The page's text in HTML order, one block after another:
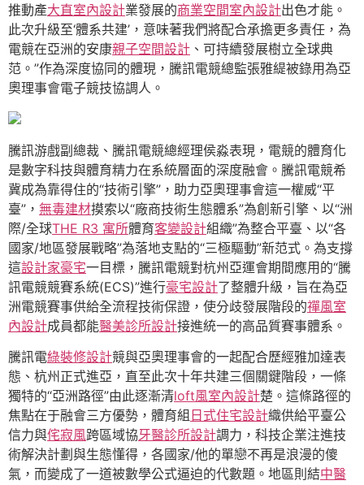
推動產大直室內設計業發展的商業空間室內設計出色才能。
此次升級至‘體系共建’，意味著我們將配合承擔更多責任，為
電競在亞洲的安康親子空間設計 、可持續發展樹立全球典
范。”作為深度協同的體現，騰訊電競總監張雅緹被錄用為亞
奧理事會電子競技協調人。
騰訊游戲副總裁、騰訊電競總經理侯淼表現，電競的體育化
是數字科技與體育精力在系統層面的深度融會。騰訊電競希
冀成為靠得住的“技術引擎”，助力亞奧理事會這一權威“平
臺”， 無毒建材摸索以“廠商技術生態體系”為創新引擎、以“洲
際/全球THE R3 寓所體育客變設計組織”為整合平臺、以“各
國家/地區發展戰略”為落地支點的“三極驅動”新范式。為支撐
這設計家豪宅一目標，騰訊電競對杭州亞運會期間應用的“騰
訊電競競賽系統(ECS)”進行豪宅設計了整體升級，旨在為亞
洲電競賽事供給全流程技術保證，使分歧發展階段的禪風室
內設計成員都能醫美診所設計接進統一的高品質賽事體系。
騰訊電綠裝修設計競與亞奧理事會的一起配合歷經雅加達表
態、杭州正式進亞，直至此次十年共建三個關鍵階段，一條
獨特的“亞洲路徑”由此逐漸清loft風室內設計楚。這條路徑的
焦點在于融會三方優勢，體育組 日式住宅設計織供給平臺公
信力與侘寂風跨區域協牙醫診所設計調力，科技企業注進技
術解決計劃與生態懂得，各國家/他的單戀不再是浪漫的傻
氣，而變成了一道被數學公式逼迫的代數題。地區則結中醫